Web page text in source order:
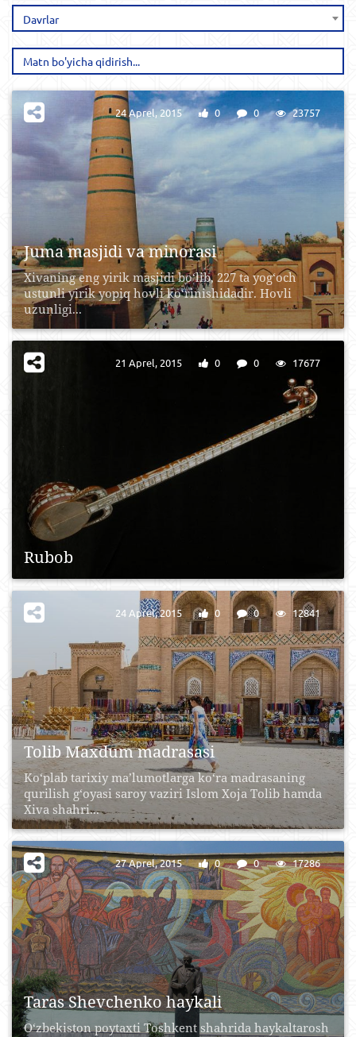
Davrlar
Juma masjidi va minorasi
Xivaning eng yirik masjidi bo‘lib, 227 ta yog‘och
ustunli yirik yopiq hovli ko‘rinishidadir. Hovli
uzunligi...
24 Aprel, 2015 0 0 23757
Rubob
21 Aprel, 2015 0 0 17677
Tolib Maxdum madrasasi
Ko‘plab tarixiy ma’lumotlarga ko‘ra madrasaning
qurilish g‘oyasi saroy vaziri Islom Xoja Tolib hamda
Xiva shahri...
24 Aprel, 2015 0 0 12841
Taras Shevchenko haykali
O‘zbekiston poytaxti Toshkent shahrida haykaltarosh
27 Aprel, 2015 0 0 17286